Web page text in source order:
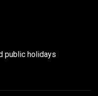
public holidays